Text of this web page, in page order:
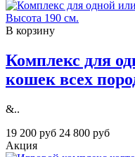
В корзину
Комплекс для
кошек всех
&..
19 200 руб 24 800 руб
Акция